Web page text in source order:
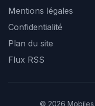
Mentions légales
Confidentialité
Plan du site
Flux RSS
© 2026 Mobiles